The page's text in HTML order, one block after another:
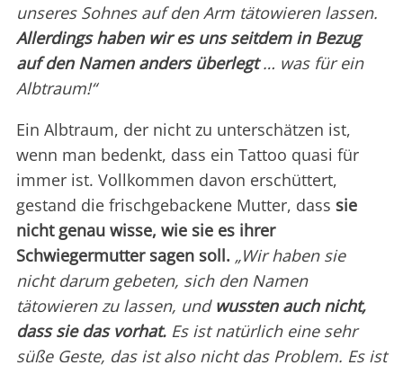
unseres Sohnes auf den Arm tätowieren lassen.
Allerdings haben wir es uns seitdem in Bezug
auf den Namen anders überlegt… was für ein
Albtraum!“
Ein Albtraum, der nicht zu unterschätzen ist,
wenn man bedenkt, dass ein Tattoo quasi für
immer ist. Vollkommen davon erschüttert,
gestand die frischgebackene Mutter, dass sie
nicht genau wisse, wie sie es ihrer
Schwiegermutter sagen soll. „Wir haben sie
nicht darum gebeten, sich den Namen
tätowieren zu lassen, und wussten auch nicht,
dass sie das vorhat. Es ist natürlich eine sehr
süße Geste, das ist also nicht das Problem. Es ist